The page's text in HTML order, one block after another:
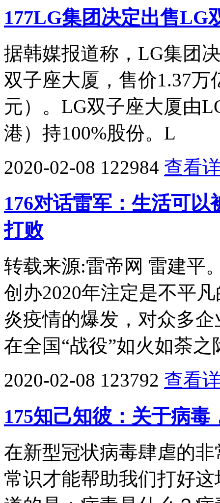
177LG集团决定出售LG
据韩媒报道称，LG集团
双子座大厦，售价1.37万
元）。LG双子座大厦由
港）持100%股份。L
2020-02-08 122984 查看
176对话雷军：生活可
打败
转载来源:雷帝网 雷建平
创办2020年注定是不平
炎疫情的爆发，对众多
在全国“战役”如火如荼之
2020-02-08 123792 查看
175知己知彼：关于病
在新型冠状病毒肆虐的
常识才能帮助我们打好